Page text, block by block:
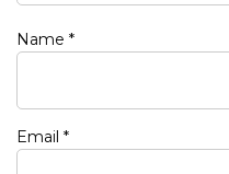
Name *
Email *